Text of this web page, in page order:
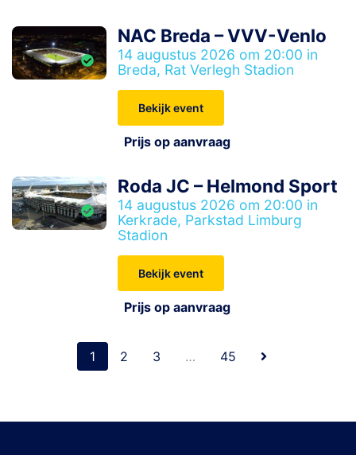
NAC Breda – VVV-Venlo
14 augustus 2026 om 20:00 in
Breda, Rat Verlegh Stadion
Bekijk event
Prijs op aanvraag
Roda JC – Helmond Sport
14 augustus 2026 om 20:00 in
Kerkrade, Parkstad Limburg
Stadion
Bekijk event
Prijs op aanvraag
1 2 3 … 45